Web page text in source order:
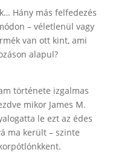
Hány más felfedezés
– véletlenül vagy
van ott kint, ami
alapul?
története izgalmas
mikor James M.
le ezt az édes
ma került – szinte